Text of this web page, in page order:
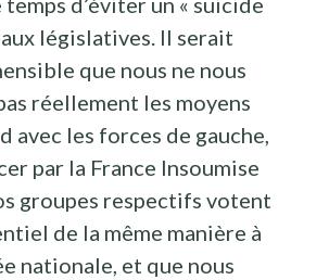
législatives. Il serait
que nous ne nous
réellement les moyens
avec les forces de gauche,
par la France Insoumise
groupes respectifs votent
de la même manière à
nationale, et que nous